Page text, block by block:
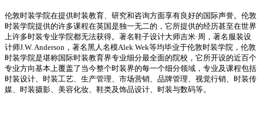
伦敦时装学院在提供时装教育、研究和咨询方面享有良好的国际声誉。伦敦
时装学院提供的许多课程在英国是独一无二的，它所提供的经历甚至在世界
上许多时装专业学院都无法获得。著名鞋子设计大师吉米·周，著名服装设
计师J.W. Anderson，著名黑人名模Alek Wek等均毕业于伦敦时装学院，伦敦
时装学院是堪称国际时装教育界专业细分最全面的院校，它所开设的近百个
专业方向基本上覆盖了当今整个时装界的每一个细分领域，专业及课程包括
时装设计、时装工艺、生产管理、市场营销、品牌管理、视觉行销、时装传
媒、时装摄影、美容化妆、鞋类及饰品设计、时装与数码等。